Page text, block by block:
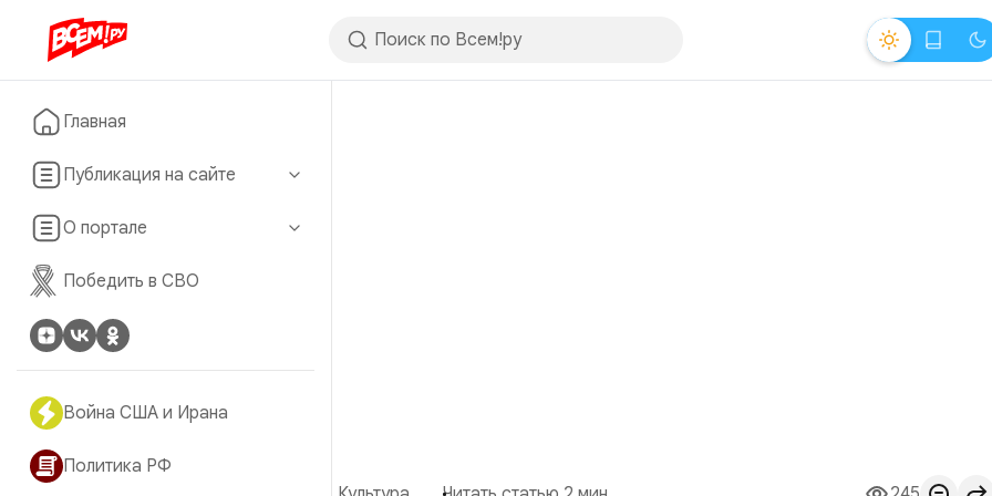
Главная
Публикация на сайте
О портале
Победить в СВО
Война США и Ирана
Политика РФ